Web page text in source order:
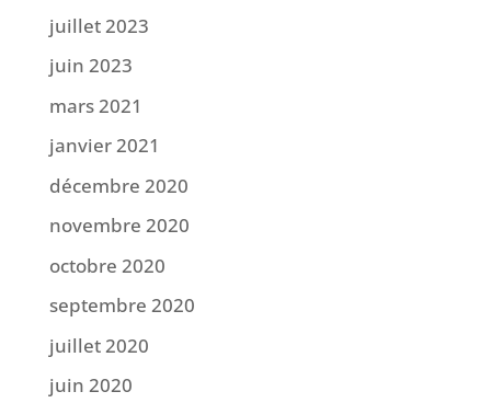
juillet 2023
juin 2023
mars 2021
janvier 2021
décembre 2020
novembre 2020
octobre 2020
septembre 2020
juillet 2020
juin 2020